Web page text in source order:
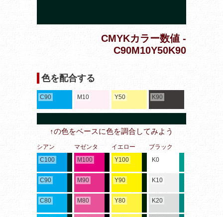
CMYKカラー数値 -
C90M10Y50K90
色を配合する
C90 M10 Y50 K90
↑の色をベースに色を調合してみよう
シアン
C100
C90
C80
マゼンタ
M100
M90
M80
イエロー
Y100
Y90
Y80
ブラック
K0
K10
K20